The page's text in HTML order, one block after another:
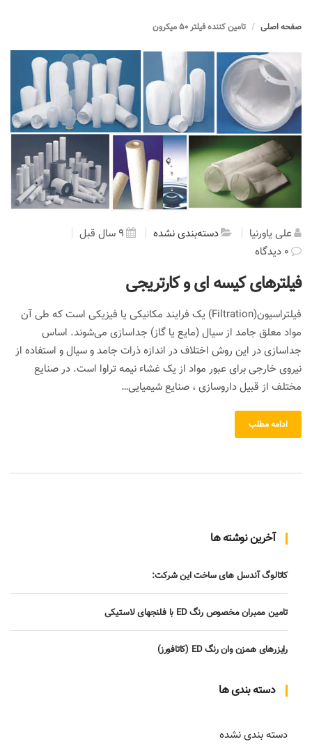
صفحه اصلی تامین کننده فیلتر 50 میکرون
علی یاورنیا دسته‌بندی نشده
9 سال قبل
0 دیدگاه
فیلترهای کیسه ای و کارتریجی
فیلتراسیون(Filtration) یک فرایند مکانیکی یا فیزیکی است که طی آن
مواد معلق جامد از سیال (مایع یا گاز) جداسازی می‌شوند. اساس
جداسازی در این روش اختلاف در اندازه ذرات جامد و سیال و استفاده از
نیروی خارجی برای عبور مواد از یک غشاء نیمه تراوا است. در صنایع
مختلف از قبیل داروسازی ، صنایع شیمیایی…
ادامه مطلب
آخرین نوشته ها
کاتالوگ آندسل های ساخت این شرکت:
تامین ممبران مخصوص رنگ ED با فلنجهای لاستیکی
رایزرهای همزن وان رنگ ED (کاتافورز)
دسته بندی ها
دسته بندی نشده